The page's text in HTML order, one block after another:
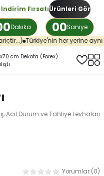
Fırsatı
Dakika 00Saniye
Ürünleri Gör
her yerine aynı günde
Acil Durum ve Tahliye Levhaları
Yorumlar (0)